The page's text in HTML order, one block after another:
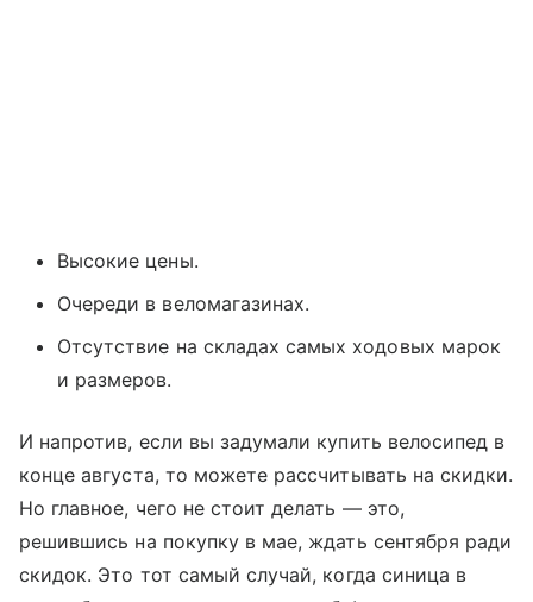
Высокие цены.
Очереди в веломагазинах.
Отсутствие на складах самых ходовых марок
и размеров.
И напротив, если вы задумали купить велосипед в
конце августа, то можете рассчитывать на скидки.
Но главное, чего не стоит делать — это,
решившись на покупку в мае, ждать сентября ради
скидок. Это тот самый случай, когда синица в